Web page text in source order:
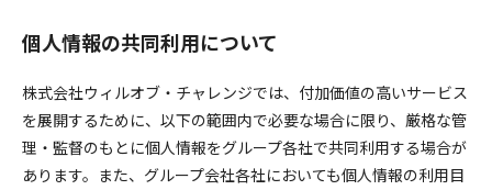
個人情報の共同利用について
株式会社ウィルオブ・チャレンジでは、付加価値の高いサービス
を展開するために、以下の範囲内で必要な場合に限り、厳格な管
理・監督のもとに個人情報をグループ各社で共同利用する場合が
あります。また、グループ会社各社においても個人情報の利用目